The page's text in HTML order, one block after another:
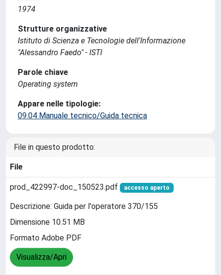
1974
Strutture organizzative
Istituto di Scienza e Tecnologie dell'Informazione
"Alessandro Faedo" - ISTI
Parole chiave
Operating system
Appare nelle tipologie:
09.04 Manuale tecnico/Guida tecnica
File in questo prodotto:
File
prod_422997-doc_150523.pdf accesso aperto
Descrizione: Guida per l'operatore 370/155
Dimensione 10.51 MB
Formato Adobe PDF
Visualizza/Apri